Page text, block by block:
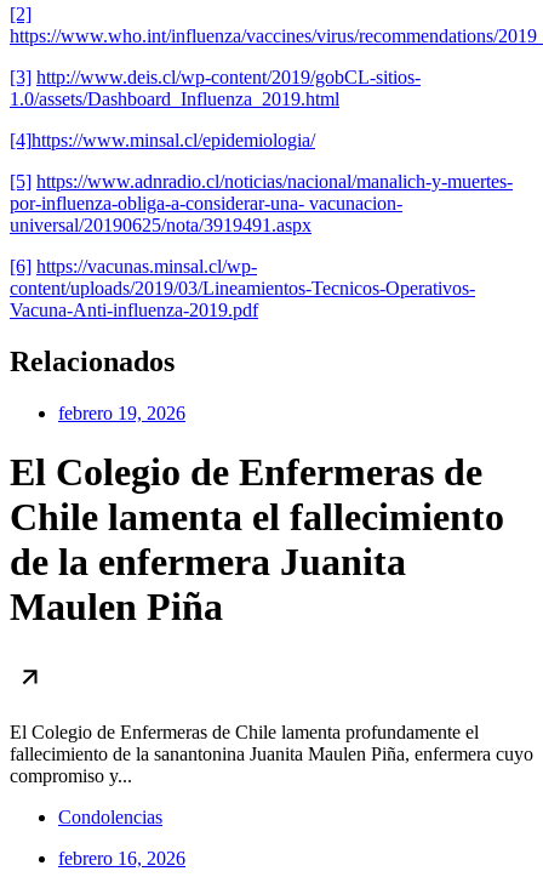
[2]
https://www.who.int/influenza/vaccines/virus/recommendations/
[3] http://www.deis.cl/wp-content/2019/gobCL-sitios-
1.0/assets/Dashboard_Influenza_2019.html
[4]https://www.minsal.cl/epidemiologia/
[5] https://www.adnradio.cl/noticias/nacional/manalich-y-muertes-
por-influenza-obliga-a-considerar-una- vacunacion-
universal/20190625/nota/3919491.aspx
[6] https://vacunas.minsal.cl/wp-
content/uploads/2019/03/Lineamientos-Tecnicos-Operativos-
Vacuna-Anti-influenza-2019.pdf
Relacionados
febrero 19, 2026
El Colegio de Enfermeras de
Chile lamenta el fallecimiento
de la enfermera Juanita
Maulen Piña
El Colegio de Enfermeras de Chile lamenta profundamente el
fallecimiento de la sanantonina Juanita Maulen Piña, enfermera cuyo
compromiso y...
Condolencias
febrero 16, 2026